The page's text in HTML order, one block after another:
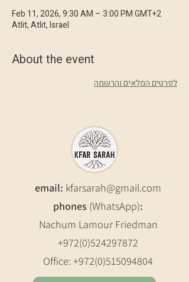
Feb 11, 2026, 9:30 AM – 3:00 PM GMT+2
Atlit, Atlit, Israel
About the event
לפרטים המלאים והרשמה
email: kfarsarah@gmail.com
phones (WhatsApp):
Nachum Lamour Friedman
+972(0)524297872
Office: +972(0)515094804